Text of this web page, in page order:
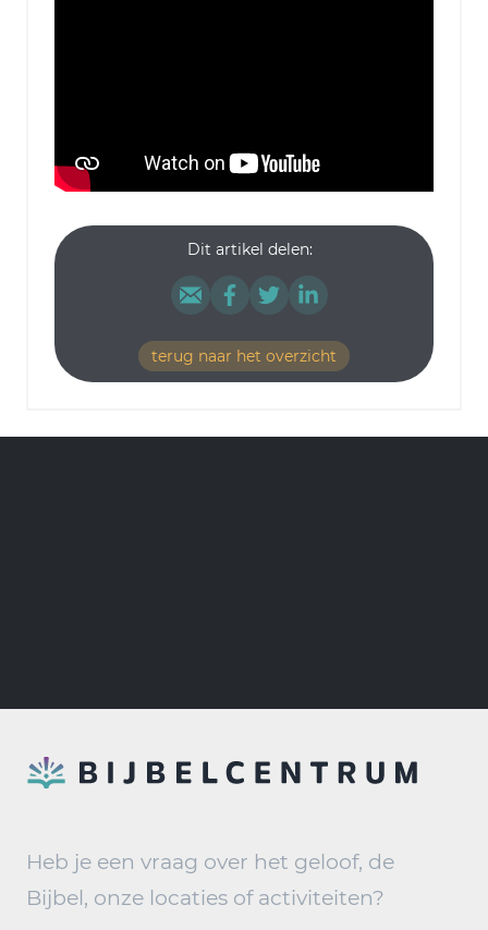
Dit artikel delen:
terug naar het overzicht
Heb je een vraag over het geloof, de
Bijbel, onze locaties of activiteiten?